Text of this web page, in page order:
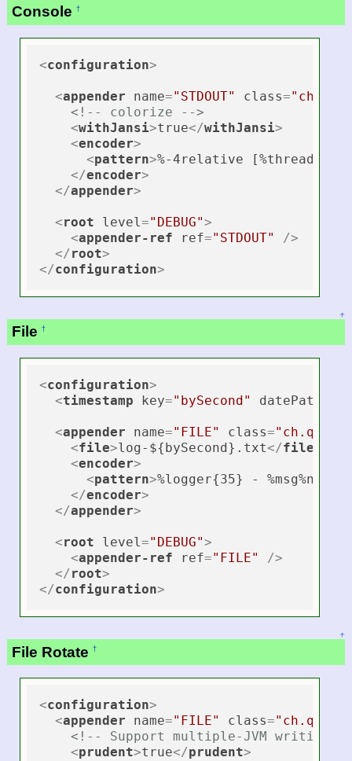
Console †
<configuration>
<appender name="STDOUT" class=
<!-- colorize -->
<withJansi>true</withJansi>
<encoder>
<pattern>%-4relative [%thread] %-
</encoder>
</appender>
<root level="DEBUG">
<appender-ref ref="STDOUT"
/>
</root>
</configuration>
↑
File †
<configuration>
<timestamp key="bySecond" datePattern
<appender name="FILE" class=
<file>log-${bySecond}.txt</file
<encoder>
<pattern>%logger{35} - %msg%n
</encoder>
</appender>
<root level="DEBUG">
<appender-ref ref="FILE"
/>
</root>
</configuration>
↑
File Rotate †
<configuration>
<appender name="FILE" class=
<!-- Support multiple-JVM writing
<prudent>true</prudent>